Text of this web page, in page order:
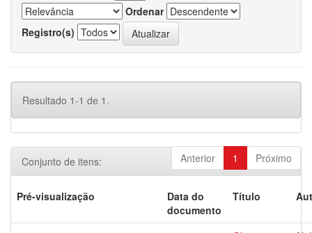
Ordenar
Registro(s)
Resultado 1-1 de 1.
Anterior 1 Próximo
Conjunto de itens:
Pré-visualização
Data do
documento
Título